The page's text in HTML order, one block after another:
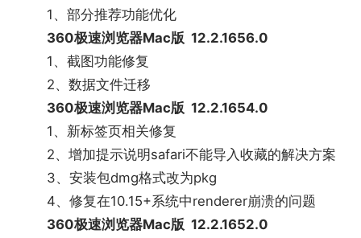
1、部分推荐功能优化
360极速浏览器Mac版 12.2.1656.0
1、截图功能修复
2、数据文件迁移
360极速浏览器Mac版 12.2.1654.0
1、新标签页相关修复
2、增加提示说明safari不能导入收藏的解决方案
3、安装包dmg格式改为pkg
4、修复在10.15+系统中renderer崩溃的问题
360极速浏览器Mac版 12.2.1652.0